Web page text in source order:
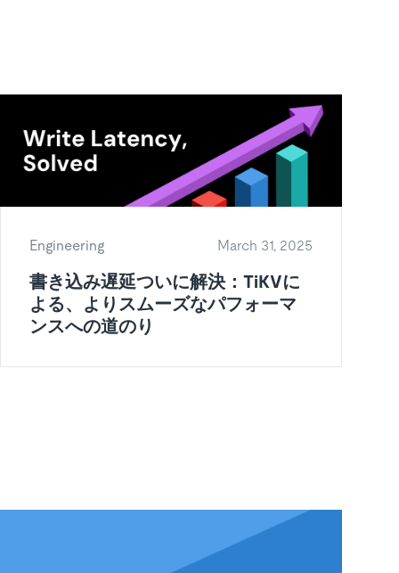
Engineering March 31, 2025
書き込み遅延ついに解決：TiKVに
よる、よりスムーズなパフォーマ
ンスへの道のり